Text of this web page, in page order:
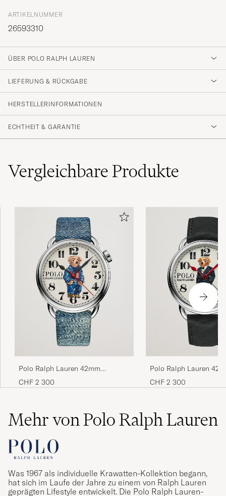
ARTIKELNUMMER
26593310
ÜBER POLO RALPH LAUREN
LIEFERUNG & RÜCKGABE
HERSTELLERINFORMATIONEN
ECHTHEIT & GARANTIE
VergleichbareProdukte
Polo Ralph Lauren 42mm
Automatic Denim Flag Bear Steel
With White Dial
CHF 2 300
Polo Ralph Lauren
Automatic Denim Tux
Dial
CHF 2 300
Mehr von Polo Ralph Lauren
Was 1967 als individuelle Krawatten-Kollektion begann,
hat sich im Laufe der Jahre zu einem von Ralph Lauren
geprägten Lifestyle entwickelt. Die Polo Ralph Lauren-